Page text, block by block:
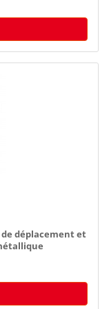
déplacement et